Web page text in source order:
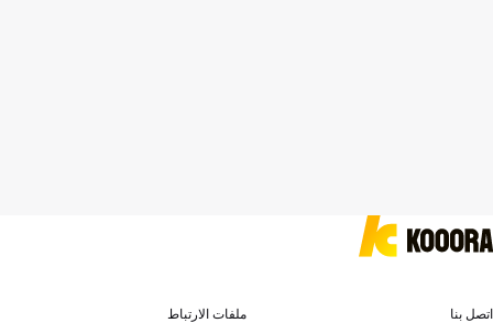
اتصل بنا ملفات الارتباط